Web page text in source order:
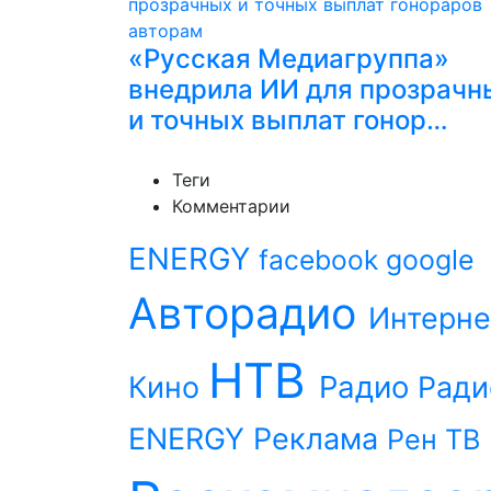
«Русская Медиагруппа»
внедрила ИИ для
и точных выплат гонор…
Теги
Комментарии
ENERGY facebook google
Авторадио
Кино НТВ Радио
ENERGY Реклама Рен ТВ